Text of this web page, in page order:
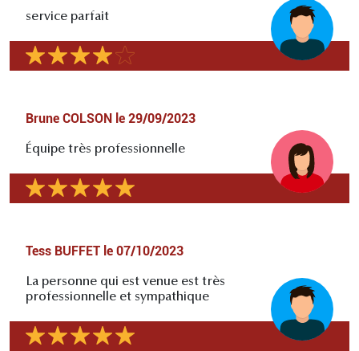
service parfait
Brune COLSON le 29/09/2023
Équipe très professionnelle
Tess BUFFET le 07/10/2023
La personne qui est venue est très
professionnelle et sympathique